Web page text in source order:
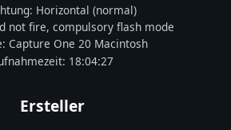
Horizontal (normal)
not fire, compulsory flash mode
Capture One 20 Macintosh
18:04:27
Ersteller